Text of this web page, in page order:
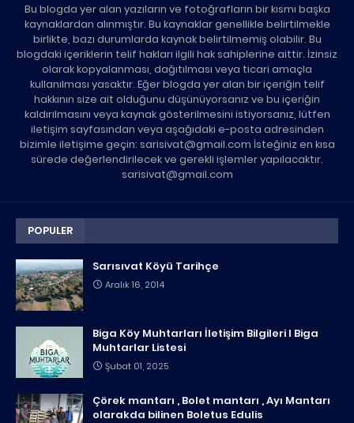
Bu blogda yer alan yazıların ve fotoğrafların bir kısmı başka
kaynaklardan alınmıştır. Bu kaynaklar genellikle belirtilmekle
birlikte, bazı durumlarda kaynak belirtilmemiş olabilir. Bu
blogdaki içeriklerin telif hakları ilgili hak sahiplerine aittir. İzinsiz
olarak kopyalanması, dağıtılması veya ticari amaçla
kullanılması yasaktır. Eğer blogda yer alan bir içeriğin telif
hakkının size ait olduğunu düşünüyorsanız ve bu içeriğin
kaldırılmasını veya kaynak gösterilmesini istiyorsanız, lütfen
iletişim sayfasından veya aşağıdaki e-posta adresinden
bizimle iletişime geçin: sarisivat@gmail.com İsteğiniz en kısa
sürede değerlendirilecek ve gerekli işlemler yapılacaktır.
sarisivat@gmail.com
POPULER
Sarısıvat Köyü Tarihçe
Aralık 16, 2014
Biga Köy Muhtarları İletişim Bilgileri I Biga
Muhtarlar Listesi
Şubat 01, 2025
Çörek mantarı , Bolet mantarı , Ayı Mantarı
olarakda bilinen Boletus Edulis